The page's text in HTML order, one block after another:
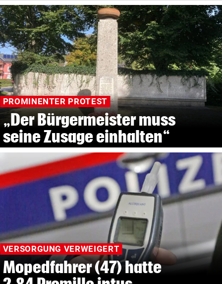
PROMINENTER PROTEST
„Der Bürgermeister muss
seine Zusage einhalten“
VERSORGUNG VERWEIGERT
Mopedfahrer (47) hatte